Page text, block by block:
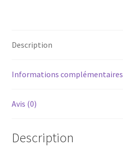
Description
Informations complémentaires
Avis (0)
Description